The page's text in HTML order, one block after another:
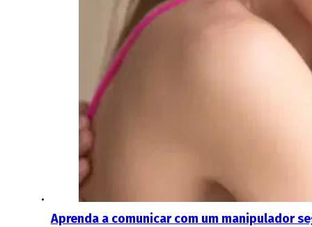
Aprenda a comunicar com um manipulador